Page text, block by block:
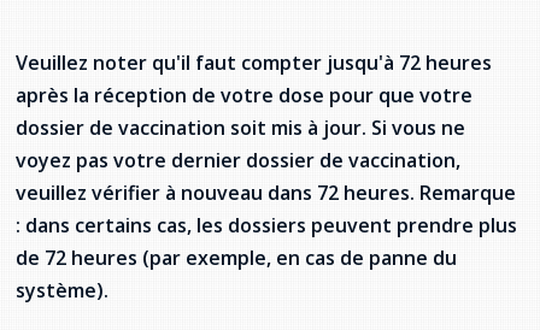
Skye Fisher
Pamela Tucker
Anastasia Knudsen
Brian Kizner
Marc-Alexandre Mestres
Veuillez noter qu'il faut compter jusqu'à 72 heures
après la réception de votre dose pour que votre
dossier de vaccination soit mis à jour. Si vous ne
voyez pas votre dernier dossier de vaccination,
veuillez vérifier à nouveau dans 72 heures. Remarque
: dans certains cas, les dossiers peuvent prendre plus
de 72 heures (par exemple, en cas de panne du
système).